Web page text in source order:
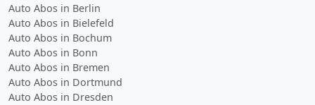
Auto Abos in Berlin
Auto Abos in Bielefeld
Auto Abos in Bochum
Auto Abos in Bonn
Auto Abos in Bremen
Auto Abos in Dortmund
Auto Abos in Dresden